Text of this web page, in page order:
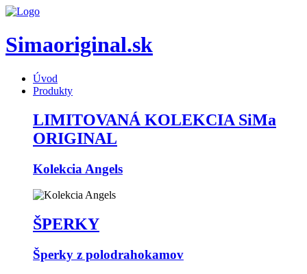
Simaoriginal.sk
Úvod
Produkty
LIMITOVANÁ KOLEKCIA SiMa
ORIGINAL
Kolekcia Angels
ŠPERKY
Šperky z polodrahokamov